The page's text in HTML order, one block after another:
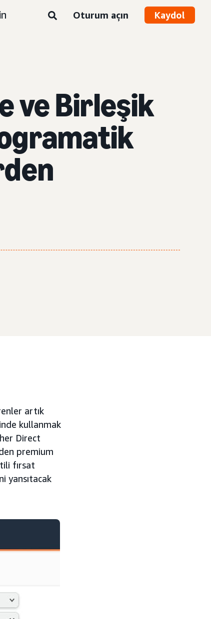
Oturum açın Kaydol
ve Birleşik
artık
kullanmak
Direct
premium
fırsat
yansıtacak